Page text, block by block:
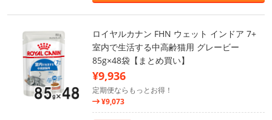
ロイヤルカナン FHN ウェット インドア 7+
室内で生活する中高齢猫用 グレービー
85g×48袋【まとめ買い】
¥9,936
定期便ならもっとお得！
¥9,073